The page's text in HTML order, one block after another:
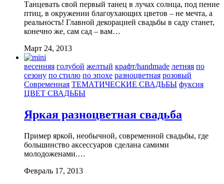
Танцевать свой первый танец в лучах солнца, под пение
птиц, в окружении благоухающих цветов – не мечта, а
реальность! Главной декорацией свадьбы в саду станет,
конечно же, сам сад – вам…
Март 24, 2013
весенняя голубой желтый крафт/handmade летняя по
сезону по стилю по эпохе разноцветная розовый
Современная ТЕМАТИЧЕСКИЕ СВАДЬБЫ фуксия
ЦВЕТ СВАДЬБЫ
Яркая разноцветная свадьба
Пример яркой, необычной, современной свадьбы, где
большинство аксессуаров сделана самими
молодоженами.…
Февраль 17, 2013